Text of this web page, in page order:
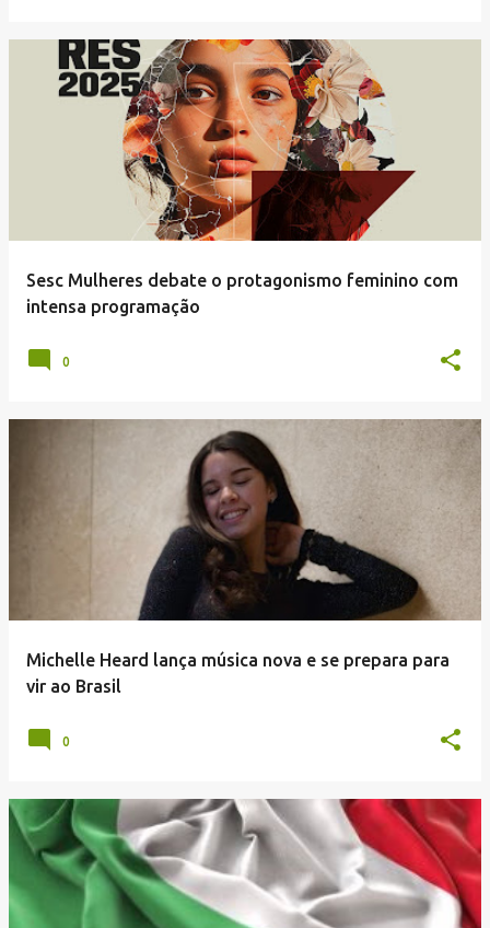
Sesc Mulheres debate o protagonismo feminino com
intensa programação
0
Michelle Heard lança música nova e se prepara para
vir ao Brasil
0